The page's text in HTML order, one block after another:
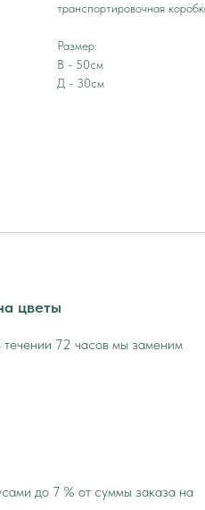
транспортировочная
Размер:
В - 50см
Д - 30см
цветы
течении 72 часов мы заменим
до 7 % от суммы заказа на